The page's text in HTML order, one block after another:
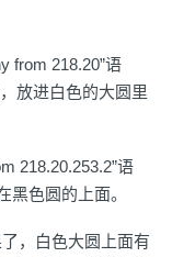
from 218.20”语
放进白色的大圆里
218.20.253.2”语
黑色圆的上面。
，白色大圆上面有